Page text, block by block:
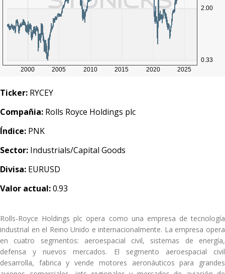
Ticker: RYCEY
Compañia: Rolls Royce Holdings plc
Índice: PNK
Sector: Industrials/Capital Goods
Divisa: EURUSD
Valor actual:0.93
Rolls-Royce Holdings plc opera como una empresa de tecnología
industrial en el Reino Unido e internacionalmente. La empresa opera
en cuatro segmentos: aeroespacial civil, sistemas de energía,
defensa y nuevos mercados. El segmento aeroespacial civil
desarrolla, fabrica y vende motores aeronáuticos para grandes